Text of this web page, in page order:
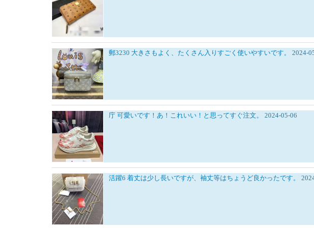
郵3230 大きさもよく、たくさん入りすごく使いやすいです。 2024-
庁 可愛いです！あ！これいい！と思ってすぐ注文。 2024-05-06
活躍6 着丈は少し長いですが、袖丈等はちょうど良かったです。